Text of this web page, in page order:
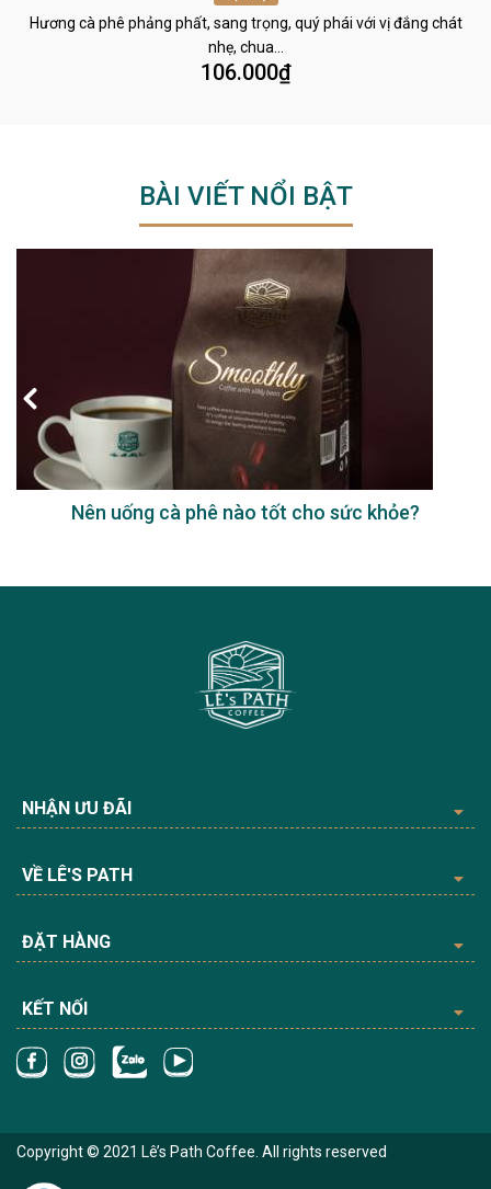
Hương cà phê phảng phất, sang trọng, quý phái với vị đắng chát
nhẹ, chua…
106.000₫
BÀI VIẾT NỔI BẬT
Nên uống cà phê nào tốt cho sức khỏe?
NHẬN ƯU ĐÃI
VỀ LÊ'S PATH
ĐẶT HÀNG
KẾT NỐI
Copyright © 2021 Lê’s Path Coffee. All rights reserved